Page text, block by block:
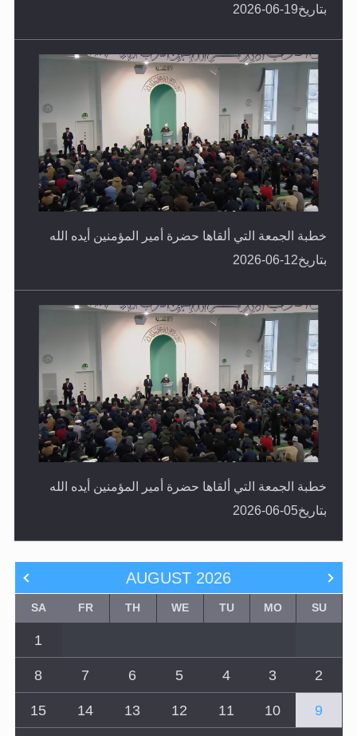
بتاريخ19-06-2026
خطبة الجمعة التي ألقاها حضرة أمير المؤمنين أيده الله
بتاريخ12-06-2026
خطبة الجمعة التي ألقاها حضرة أمير المؤمنين أيده الله
بتاريخ05-06-2026
AUGUST 2026
SU
MO
TU
WE
TH
FR
SA
1
2
3
4
5
6
7
8
9
10
11
12
13
14
15